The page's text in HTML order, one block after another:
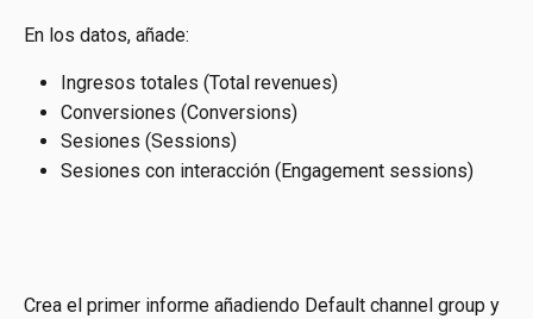
En los datos, añade:
Ingresos totales (Total revenues)
Conversiones (Conversions)
Sesiones (Sessions)
Sesiones con interacción (Engagement sessions)
Crea el primer informe añadiendo Default channel group y